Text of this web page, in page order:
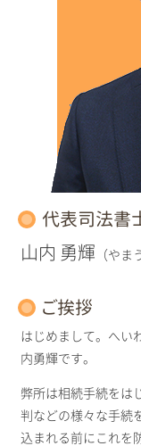
代表司法書
山内 勇輝 （やま
ご挨拶
はじめまして。へい
内勇輝です。
弊所は相続手続をは
判などの様々な手続
込まれる前にこれを